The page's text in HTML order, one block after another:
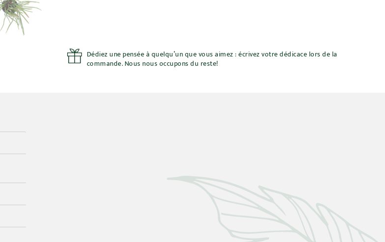
Dédiez une pensée à quelqu’un que vous aimez : écrivez votre dédicace lors de la
commande. Nous nous occupons du reste!